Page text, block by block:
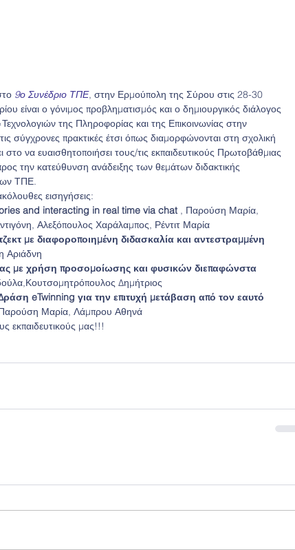
9ο Συνέδριο ΤΠΕ, στην Ερμούπολη της Σύρου στις 28-30
είναι ο γόνιμος προβληματισμός και ο δημιουργικός διάλογος
της Πληροφορίας και της Επικοινωνίας στην
σύγχρονες πρακτικές έτσι όπως διαμορφώνονται στη σχολική
στο να ευαισθητοποιήσει τους/τις εκπαιδευτικούς Πρωτοβάθμιας
την κατεύθυνση ανάδειξης των θεμάτων διδακτικής
ΤΠΕ.
εισηγήσεις:
and interacting in real time via chat , Παρούση Μαρία,
Αλεξόπουλος Χαράλαμπος, Ρέντιτ Μαρία
με διαφοροποιημένη διδασκαλία και αντεστραμμένη
Αριάδνη
με χρήση προσομοίωσης και φυσικών διεπαφώνστα
Δημήτριος
eTwinning για την επιτυχή μετάβαση από τον εαυτό
Μαρία, Λάμπρου Αθηνά
εκπαιδευτικούς μας!!!